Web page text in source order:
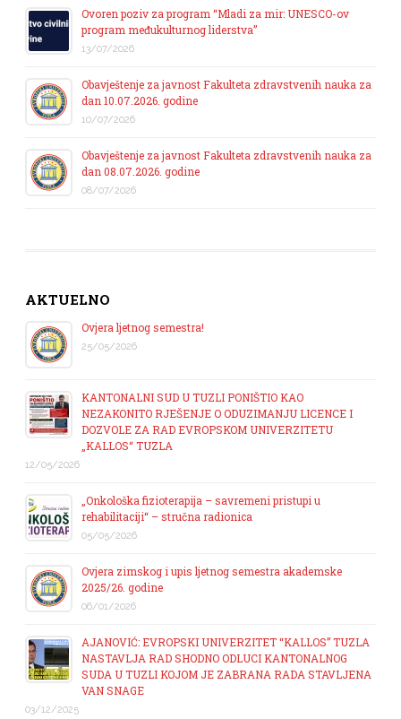
Ovoren poziv za program “Mladi za mir: UNESCO-ov
program međukulturnog liderstva”
13/07/2026
Obavještenje za javnost Fakulteta zdravstvenih nauka za
dan 10.07.2026. godine
10/07/2026
Obavještenje za javnost Fakulteta zdravstvenih nauka za
dan 08.07.2026. godine
08/07/2026
AKTUELNO
Ovjera ljetnog semestra!
25/05/2026
KANTONALNI SUD U TUZLI PONIŠTIO KAO
NEZAKONITO RJEŠENJE O ODUZIMANJU LICENCE I
DOZVOLE ZA RAD EVROPSKOM UNIVERZITETU
„KALLOS“ TUZLA
12/05/2026
„Onkološka fizioterapija – savremeni pristupi u
rehabilitaciji“ – stručna radionica
05/05/2026
Ovjera zimskog i upis ljetnog semestra akademske
2025/26. godine
06/01/2026
AJANOVIĆ: EVROPSKI UNIVERZITET “KALLOS” TUZLA
NASTAVLJA RAD SHODNO ODLUCI KANTONALNOG
SUDA U TUZLI KOJOM JE ZABRANA RADA STAVLJENA
VAN SNAGE
03/12/2025